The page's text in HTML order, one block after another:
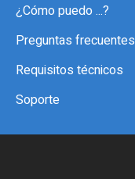
¿Cómo puedo ...?
Preguntas frecuentes
Requisitos técnicos
Soporte